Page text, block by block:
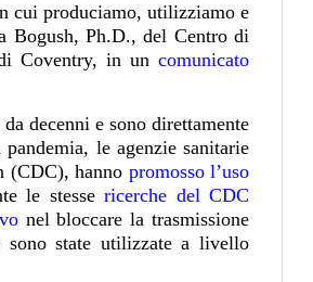
cui produciamo, utilizziamo e
Bogush, Ph.D., del Centro di
Coventry, in un comunicato
decenni e sono direttamente
pandemia, le agenzie sanitarie
(CDC), hanno promosso l’uso
le stessericerche del CDC
nel bloccare la trasmissione
sono state utilizzate a livello